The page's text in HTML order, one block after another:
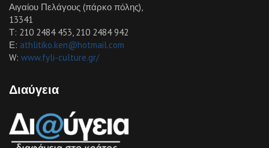
Αιγαίου Πελάγους (πάρκο πόλης),
13341
Τ: 210 2484 453, 210 2484 942
Ε: athlitiko.ken@hotmail.com
W: www.fyli-culture.gr/
Διαύγεια